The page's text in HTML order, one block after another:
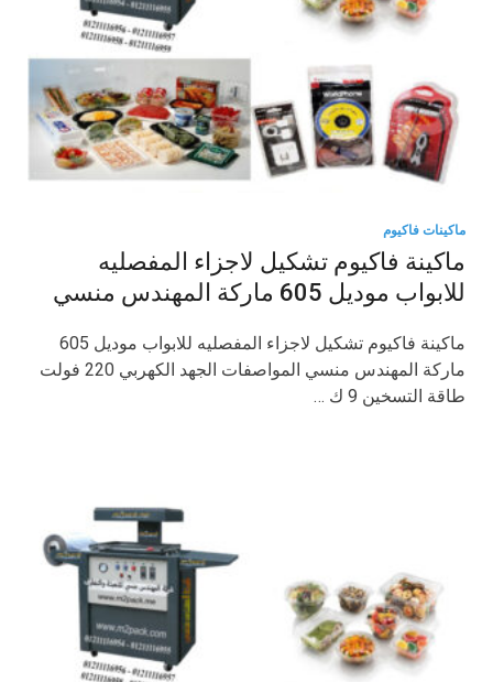
ماكينات فاكيوم
ماكينة فاكيوم تشكيل لاجزاء المفصليه
للابواب موديل 605 ماركة المهندس منسي
ماكينة فاكيوم تشكيل لاجزاء المفصليه للابواب موديل 605
ماركة المهندس منسي المواصفات الجهد الكهربي 220 فولت
طاقة التسخين 9 ك …